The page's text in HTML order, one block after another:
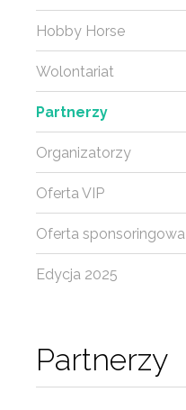
Partnerzy
Hobby Horse
Wolontariat
Partnerzy
Organizatorzy
Oferta VIP
Oferta sponsoringowa
Edycja 2025